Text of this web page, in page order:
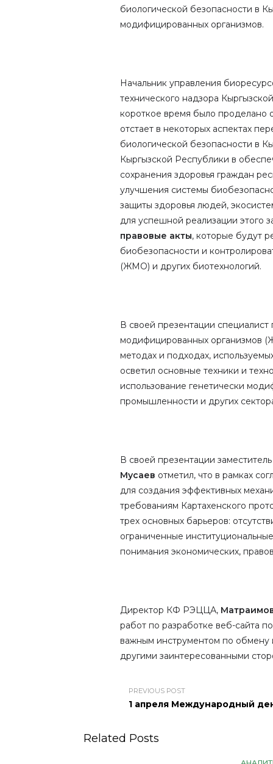
биологической безопасности в
модифицированных организмов.
Начальник управления
технического надзора
короткое время было проделано
отстает в некоторых аспектах
биологической безопасности в
Кыргызской Республики в
сохранения здоровья граждан
улучшения системы
защиты здоровья людей,
для успешной реализации этого
правовые акты, которые будут
биобезопасности и
(ЖМО) и других биотехнологий.
В своей презентации
модифицированных организмов
методах и подходах,
осветил основные техники и
использование генетически
промышленности и других
В своей презентации
Мусаев отметил, что в рамках
для создания эффективных
требованиям Картахенского
трех основных барьеров:
ограниченные
понимания экономических,
Директор КФ РЭЦЦА,
работ по разработке веб-сайта
важным инструментом по
другими заинтересованными
PREVIOUS POST
1 апреля Международный
Related Posts